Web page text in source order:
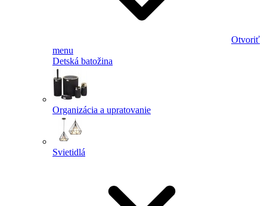
Otvoriť
menu
Detská batožina
Organizácia a upratovanie
Svietidlá